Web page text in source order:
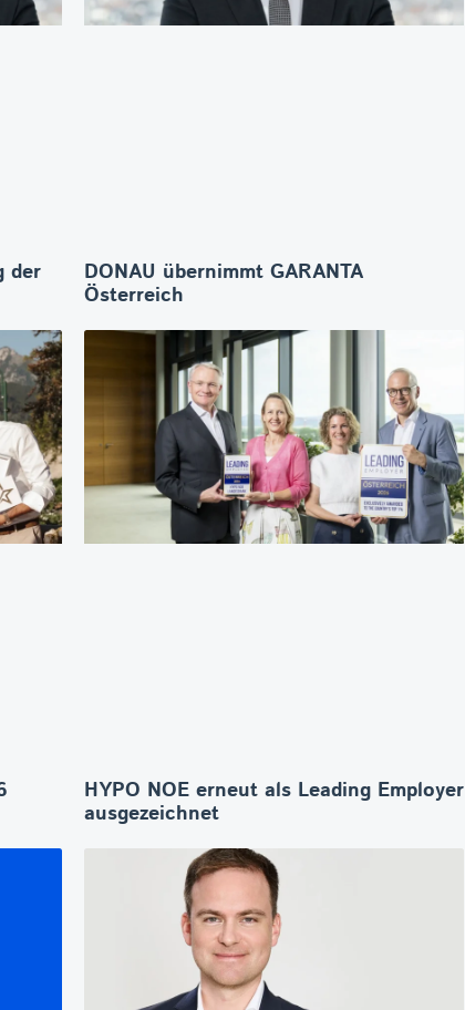
der
DONAU übernimmt GARANTA
Österreich
HYPO NOE erneut als Leading Employer
ausgezeichnet